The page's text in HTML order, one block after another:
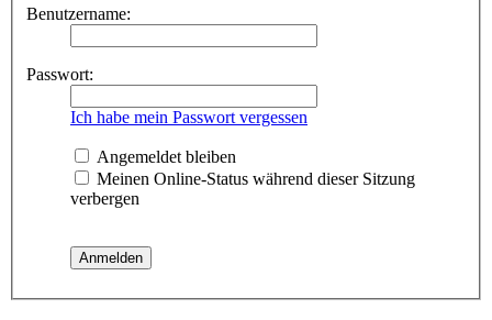
Benutzername:
Passwort:
Ich habe mein Passwort vergessen
Angemeldet bleiben
Meinen Online-Status während dieser Sitzung
verbergen